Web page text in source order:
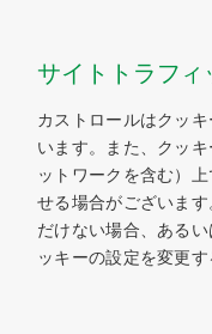
サイトトラフィ
カストロールはクッ
います。また、クッ
ットワークを含む）
せる場合がございま
だけない場合、ある
ッキーの設定を変更す